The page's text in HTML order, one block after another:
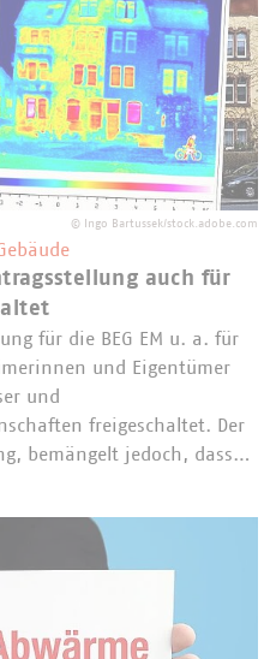
© Ingo Bartussek/stock.adobe.com
auch für
für die BEG EM u. a. für
und Eigentümer
und
freigeschaltet. Der
bemängelt jedoch, dass…